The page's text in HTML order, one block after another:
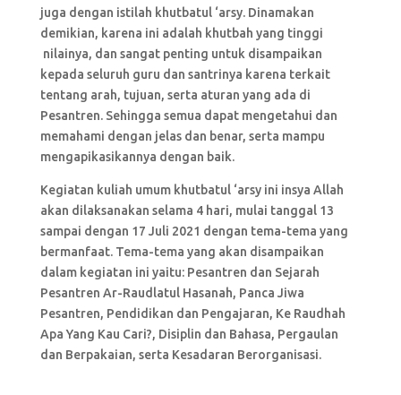
juga dengan istilah khutbatul ‘arsy. Dinamakan
demikian, karena ini adalah khutbah yang tinggi
nilainya, dan sangat penting untuk disampaikan
kepada seluruh guru dan santrinya karena terkait
tentang arah, tujuan, serta aturan yang ada di
Pesantren. Sehingga semua dapat mengetahui dan
memahami dengan jelas dan benar, serta mampu
mengapikasikannya dengan baik.
Kegiatan kuliah umum khutbatul ‘arsy ini insya Allah
akan dilaksanakan selama 4 hari, mulai tanggal 13
sampai dengan 17 Juli 2021 dengan tema-tema yang
bermanfaat. Tema-tema yang akan disampaikan
dalam kegiatan ini yaitu: Pesantren dan Sejarah
Pesantren Ar-Raudlatul Hasanah, Panca Jiwa
Pesantren, Pendidikan dan Pengajaran, Ke Raudhah
Apa Yang Kau Cari?, Disiplin dan Bahasa, Pergaulan
dan Berpakaian, serta Kesadaran Berorganisasi.